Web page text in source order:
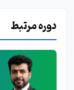
دوره مرتبط